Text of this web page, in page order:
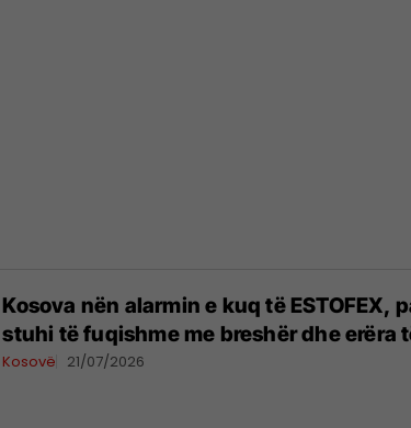
Kosova nën alarmin e kuq të ESTOFEX,
stuhi të fuqishme me breshër dhe erëra
Kosovë 21/07/2026